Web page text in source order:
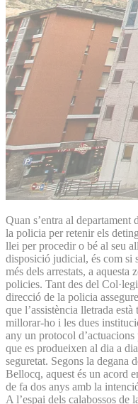
Quan s’entra al departament
la policia per retenir els
llei per procedir o bé al seu
disposició judicial, és com si
més dels arrestats, a aquesta
policies. Tant des del
direcció de la policia
que l’assistència lletrada
millorar-ho i les dues
any un protocol
que es produeixen al dia a
seguretat. Segons la degana
Bellocq, aquest és un acord
de fa dos anys amb la
A l’espai dels calabossos de